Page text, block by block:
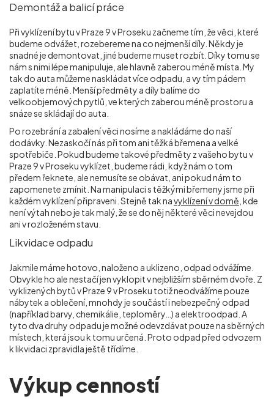
Demontáž a balicí práce
Při vyklízení bytu v Praze 9 v Proseku začneme tím, že věci, které
budeme odvážet, rozebereme na co nejmenší díly. Někdy je
snadné je demontovat, jiné budeme muset rozbít. Díky tomu se
nám s nimi lépe manipuluje, ale hlavně zaberou méně místa. My
tak do auta můžeme naskládat více odpadu, a vy tím pádem
zaplatíte méně. Menší předměty a díly balíme do
velkoobjemových pytlů, ve kterých zaberou méně prostoru a
snáze se skládají do auta.
Po rozebrání a zabalení věci nosíme a nakládáme do naší
dodávky. Nezaskočí nás při tom ani těžká břemena a velké
spotřebiče. Pokud budeme takové předměty z vašeho bytu v
Praze 9 v Proseku vyklízet, budeme rádi, když nám o tom
předem řeknete, ale nemusíte se obávat, ani pokud nám to
zapomenete zmínit. Na manipulaci s těžkými břemeny jsme při
každém vyklízení připraveni. Stejně tak navyklízení v domě , kde
není výtah nebo je tak malý, že se do něj některé věci nevejdou
ani v rozloženém stavu.
Likvidace odpadu
Jakmile máme hotovo, naloženo a uklizeno, odpad odvážíme.
Obvykle ho ale nestačí jen vyklopit v nejbližším sběrném dvoře. Z
vyklizených bytů v Praze 9 v Proseku totiž neodvážíme pouze
nábytek a oblečení, mnohdy je součástí i nebezpečný odpad
(například barvy, chemikálie, teploměry…) a elektroodpad. A
tyto dva druhy odpadu je možné odevzdávat pouze na sběrných
místech, která jsou k tomu určená. Proto odpad před odvozem
k likvidaci zpravidla ještě třídíme.
Výkup cenností